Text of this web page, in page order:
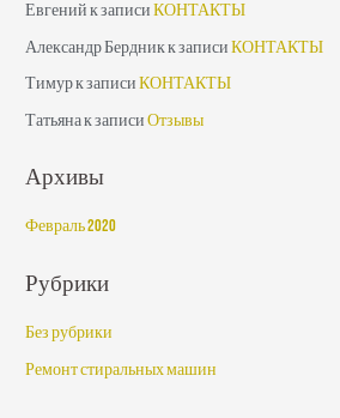
Евгенийк записиКОНТАКТЫ
Александр Бердникк записиКОНТАКТЫ
Тимурк записиКОНТАКТЫ
Татьянак записиОтзывы
Архивы
Февраль 2020
Рубрики
Без рубрики
Ремонт стиральных машин